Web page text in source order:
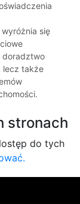
się
doradztwo
lecz także
stronach
do tych